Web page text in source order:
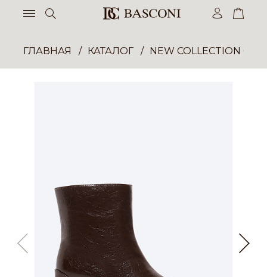
ГЛАВНАЯ КАТАЛОГ NEW COLLECTION